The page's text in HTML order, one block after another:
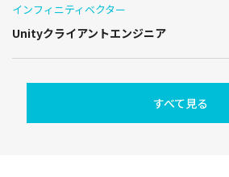
インフィニティベクター
Unityクライアントエンジニア
すべて見る